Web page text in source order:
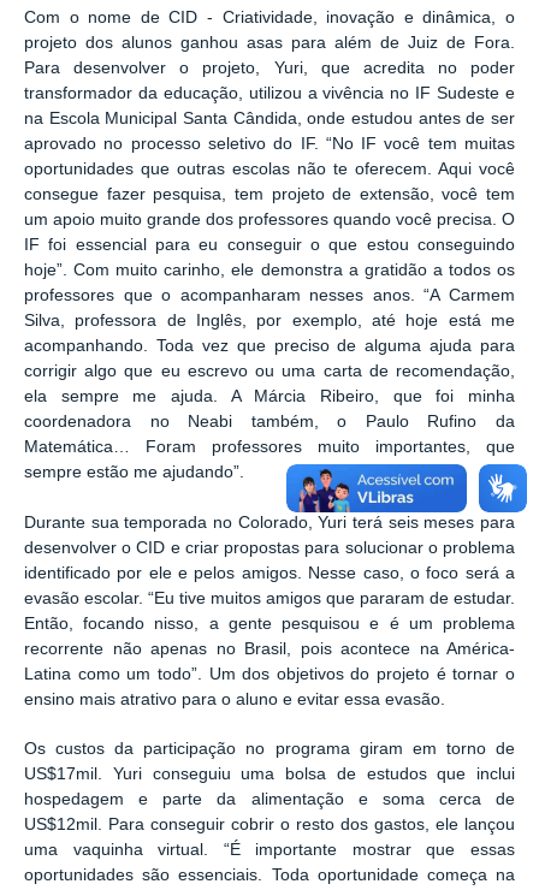
Com o nome de CID - Criatividade, inovação e dinâmica, o
projeto dos alunos ganhou asas para além de Juiz de Fora.
Para desenvolver o projeto, Yuri, que acredita no poder
transformador da educação, utilizou a vivência no IF Sudeste e
na Escola Municipal Santa Cândida, onde estudou antes de ser
aprovado no processo seletivo do IF. “No IF você tem muitas
oportunidades que outras escolas não te oferecem. Aqui você
consegue fazer pesquisa, tem projeto de extensão, você tem
um apoio muito grande dos professores quando você precisa. O
IF foi essencial para eu conseguir o que estou conseguindo
hoje”. Com muito carinho, ele demonstra a gratidão a todos os
professores que o acompanharam nesses anos. “A Carmem
Silva, professora de Inglês, por exemplo, até hoje está me
acompanhando. Toda vez que preciso de alguma ajuda para
corrigir algo que eu escrevo ou uma carta de recomendação,
ela sempre me ajuda. A Márcia Ribeiro, que foi minha
coordenadora no Neabi também, o Paulo Rufino da
Matemática… Foram professores muito importantes, que
sempre estão me ajudando”.
Durante sua temporada no Colorado, Yuri terá seis meses para
desenvolver o CID e criar propostas para solucionar o problema
identificado por ele e pelos amigos. Nesse caso, o foco será a
evasão escolar. “Eu tive muitos amigos que pararam de estudar.
Então, focando nisso, a gente pesquisou e é um problema
recorrente não apenas no Brasil, pois acontece na América-
Latina como um todo”. Um dos objetivos do projeto é tornar o
ensino mais atrativo para o aluno e evitar essa evasão.
Os custos da participação no programa giram em torno de
US$17mil. Yuri conseguiu uma bolsa de estudos que inclui
hospedagem e parte da alimentação e soma cerca de
US$12mil. Para conseguir cobrir o resto dos gastos, ele lançou
uma vaquinha virtual. “É importante mostrar que essas
oportunidades são essenciais. Toda oportunidade começa na